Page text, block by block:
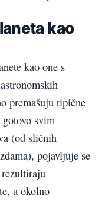
kao
kao one s
premašuju tipične
svim
(od sličnih
pojavljuje se
a okolno